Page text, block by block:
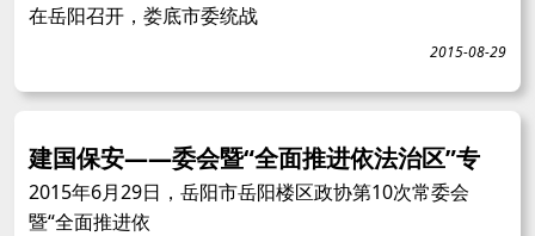
在岳阳召开，娄底市委统战
2015-08-29
建国保安——委会暨“全面推进依法治区”专
2015年6月29日，岳阳市岳阳楼区政协第10次常委会
暨“全面推进依